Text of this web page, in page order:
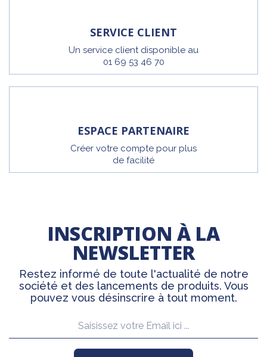
SERVICE CLIENT
Un service client disponible au
01 69 53 46 70
ESPACE PARTENAIRE
Créer votre compte pour plus
de facilité
INSCRIPTION À LA
NEWSLETTER
Restez informé de toute l'actualité de notre
société et des lancements de produits. Vous
pouvez vous désinscrire à tout moment.